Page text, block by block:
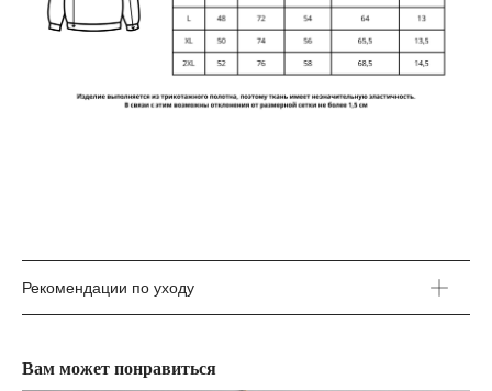
Рекомендации по уходу
Вам может понравиться